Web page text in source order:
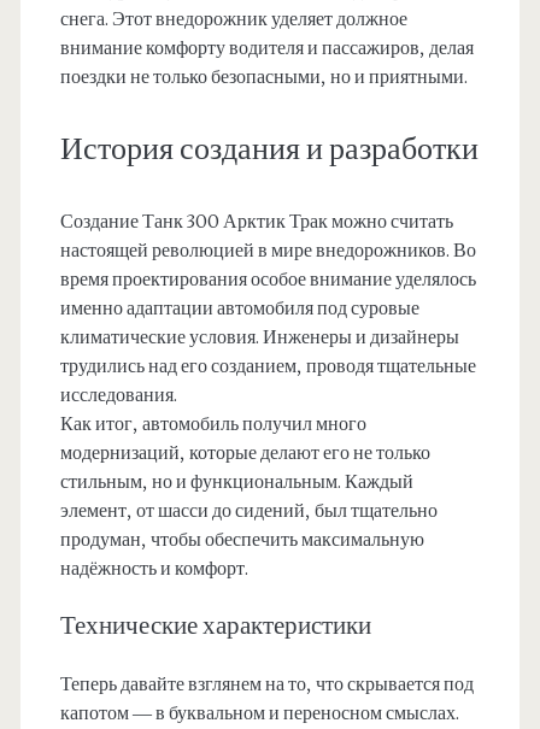
снега. Этот внедорожник уделяет должное
внимание комфорту водителя и пассажиров, делая
поездки не только безопасными, но и приятными.
История создания и разработки
Создание Танк 300 Арктик Трак можно считать
настоящей революцией в мире внедорожников. Во
время проектирования особое внимание уделялось
именно адаптации автомобиля под суровые
климатические условия. Инженеры и дизайнеры
трудились над его созданием, проводя тщательные
исследования.
Как итог, автомобиль получил много
модернизаций, которые делают его не только
стильным, но и функциональным. Каждый
элемент, от шасси до сидений, был тщательно
продуман, чтобы обеспечить максимальную
надёжность и комфорт.
Технические характеристики
Теперь давайте взглянем на то, что скрывается под
капотом — в буквальном и переносном смыслах.